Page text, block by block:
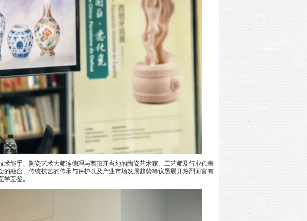
能手、陶瓷艺术大师连德理与西班牙当地的陶瓷艺术家、工艺师及行业代表
融合、传统技艺的传承与保护以及产业市场发展趋势等议题展开热烈而富有
互鉴。